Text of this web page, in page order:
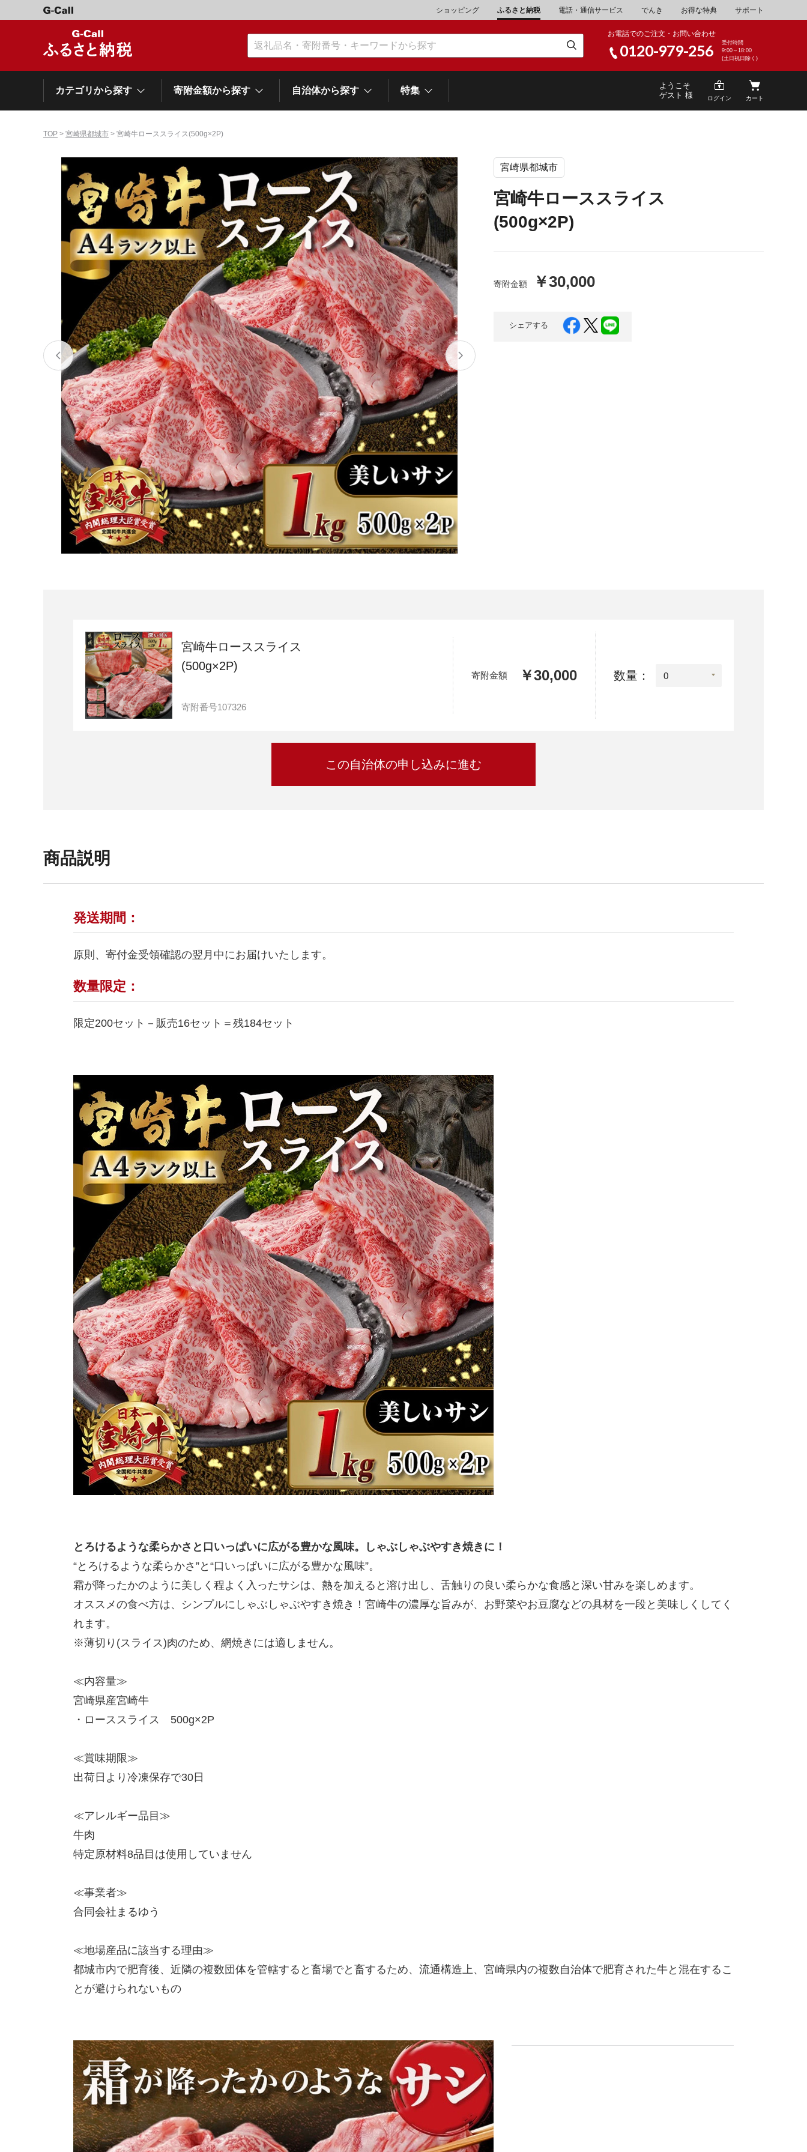
ショッピング ふるさと納税 電話・通信サービス でんき お得な特典 サポート
お電話でのご注文・お問い合わせ
0120-979-256
受付時間
9:00～18:00
(土日祝日除く)
カテゴリから探す
肉類（牛） 肉類（鶏・豚・他） 魚介類
くだもの スイーツ 野菜
ドリンク 他食品 旅行券・食事券
寝具 スポーツ・アウトドア 雑貨・日用品
家具 時計 ファッション
定期便
寄附金額から探す
～\10,000 \10,001～20,000 \20,001～30,000
\40,001～50,000 \50,001～100,000 \100,001～200,000
\500,001～1,000,000 \1,000,001～5,000,000 \5,000,001～10,000,000
自治体から探す
北海道
網走市 池田町
石狩市
白老町
白糠町
弟子屈町
登別市
平取町
広尾町
紋別市
別海町 利尻富士町
岩手県 雫石町
宮城県 気仙沼市
山形県 東根市 南陽市 三川町
茨城県 下妻市
栃木県 大田原市 鹿沼市
千葉県 九十九里町
埼玉県 北本市
神奈川県 鎌倉市 横浜市
新潟県 南魚沼市
富山県 魚津市 氷見市
山梨県
市川三郷町
笛吹市
富士河口湖町
静岡県
熱海市 伊豆市
御殿場市
沼津市
袋井市 三島市
愛知県
大府市 春日井市 名古屋市
岐阜県 関市 山県市
三重県 多気町 南伊勢町
石川県 津幡町
福井県 越前町
滋賀県 近江八幡市 高島市
京都府 亀岡市 京都市
兵庫県
加西市 神戸市
宍粟市
新温泉町
和歌山県
岡山県
島根県 海士町
山口県 岩国市
特集
ようこそ
ゲスト 様
ログイン カート
TOP > 宮崎県都城市 > 宮崎牛ローススライス(500g×2P)
宮崎県都城市
宮崎牛ローススライス
(500g×2P)
寄附金額 ￥30,000
シェアする
宮崎牛ローススライス
(500g×2P)
寄附番号107326
寄附金額 ￥30,000 数量：
商品説明
発送期間：
原則、寄付金受領確認の翌月中にお届けいたします。
数量限定：
限定200セット－販売16セット＝残184セット
とろけるような柔らかさと口いっぱいに広がる豊かな風味。しゃぶしゃぶやすき焼きに！
“とろけるような柔らかさ”と“口いっぱいに広がる豊かな風味”。
霜が降ったかのように美しく程よく入ったサシは、熱を加えると溶け出し、舌触りの良い柔らかな食感と深い甘みを楽しめます。
オススメの食べ方は、シンプルにしゃぶしゃぶやすき焼き！宮崎牛の濃厚な旨みが、お野菜やお豆腐などの具材を一段と美味しくしてく
れます。
※薄切り(スライス)肉のため、網焼きには適しません。
≪内容量≫
宮崎県産宮崎牛
・ローススライス 500g×2P
≪賞味期限≫
出荷日より冷凍保存で30日
≪アレルギー品目≫
牛肉
特定原材料8品目は使用していません
≪事業者≫
合同会社まるゆう
≪地場産品に該当する理由≫
都城市内で肥育後、近隣の複数団体を管轄すると畜場でと畜するため、流通構造上、宮崎県内の複数自治体で肥育された牛と混在するこ
とが避けられないもの